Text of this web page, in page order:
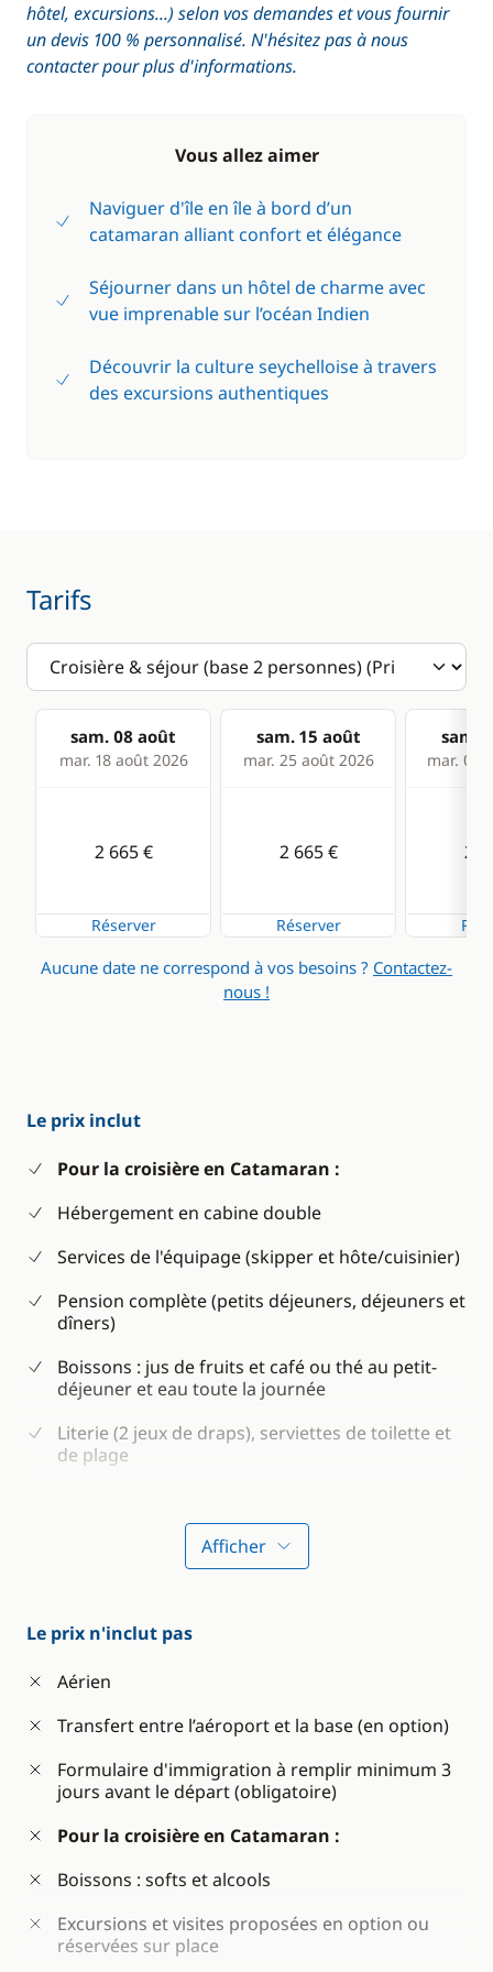
hôtel, excursions...) selon vos demandes et vous fournir
un devis 100 % personnalisé. N'hésitez pas à nous
contacter pour plus d'informations.
Vous allez aimer
Naviguer d'île en île à bord d’un
catamaran alliant confort et élégance
Séjourner dans un hôtel de charme avec
vue imprenable sur l’océan Indien
Découvrir la culture seychelloise à travers
des excursions authentiques
Tarifs
sam. 08 août
mar. 18 août 2026
sam. 15 août
mar. 25 août 2026
sam.
mar. 01
2 665 €
Réserver
2 665 €
Réserver
2
Aucune date ne correspond à vos besoins ? Contactez-
nous !
Le prix inclut
Pour la croisière en Catamaran :
Hébergement en cabine double
Services de l'équipage (skipper et hôte/cuisinier)
Pension complète (petits déjeuners, déjeuners et
dîners)
Boissons : jus de fruits et café ou thé au petit-
déjeuner et eau toute la journée
Literie (2 jeux de draps), serviettes de toilette et
de plage
Equipement de snorkeling
Assurance du bateau et des passagers
Départ garanti
Pour le séjour dans l'Allamanda Resort & Spa :
Transfert entre la marina et l'hôtel
Transfert entre l'hôtel et l'aéroport
3 nuits en chambre King Deluxe vue océan
Formule demi-pension
Afficher
Le prix n'inclut pas
Aérien
Transfert entre l’aéroport et la base (en option)
Formulaire d'immigration à remplir minimum 3
jours avant le départ (obligatoire)
Pour la croisière en Catamaran :
Boissons : softs et alcools
Excursions et visites proposées en option ou
réservées sur place